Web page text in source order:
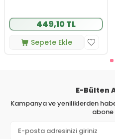
449,10 TL
Sepete Ekle
E-Bülten
Kampanya ve yeniliklerden
abone